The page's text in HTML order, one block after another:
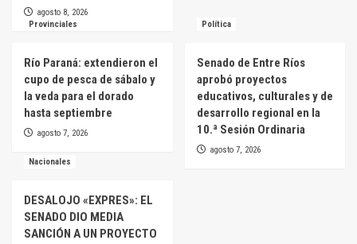
agosto 8, 2026
Provinciales
Río Paraná: extendieron el
cupo de pesca de sábalo y
la veda para el dorado
hasta septiembre
agosto 7, 2026
Política
Senado de Entre Ríos
aprobó proyectos
educativos, culturales y de
desarrollo regional en la
10.ª Sesión Ordinaria
agosto 7, 2026
Nacionales
DESALOJO «EXPRES»: EL
SENADO DIO MEDIA
SANCIÓN A UN PROYECTO